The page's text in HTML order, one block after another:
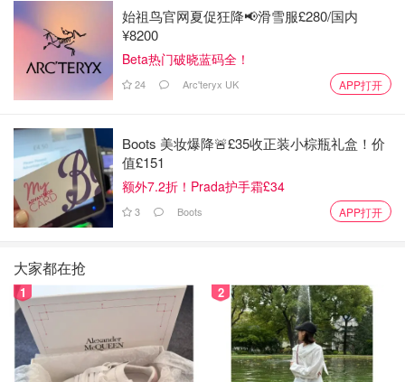
始祖鸟官网夏促狂降📢滑雪服£280/国内
¥8200
Beta热门破晓蓝码全！
24 Arc'teryx UK APP打开
Boots 美妆爆降🚨£35收正装小棕瓶礼盒！价
值£151
额外7.2折！Prada护手霜£34
3 Boots APP打开
大家都在抢
1 2